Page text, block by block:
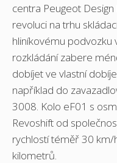
centra Peugeot
revoluci na trhu
hliníkovému podvozku
rozkládání zabere
dobíjet ve vlastní
například do
3008. Kolo eF01 s
Revoshift od
rychlostí téměř 30
kilometrů.